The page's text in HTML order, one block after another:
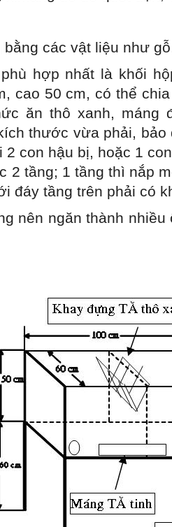
bằng các vật liệu như
hợp nhất là khối
cao 50 cm, có thể
ăn thô xanh, máng
thước vừa phải, bảo
2 con hậu bị, hoặc 1
2 tầng; 1 tầng thì nắp
đáy tầng trên phải
nên ngăn thành nhiều